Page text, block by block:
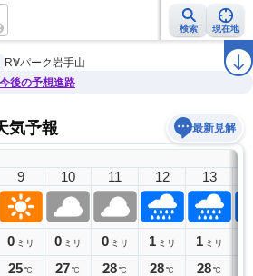
検索 現在地
地震情報 警報・注意報 ラ
RVパーク岩手山
後の予想進路
気予報 最新見解
9
0 ミリ
25℃
10
0 ミリ
27℃
11
0 ミリ
28℃
12
1 ミリ
28℃
13
1 ミリ
28℃